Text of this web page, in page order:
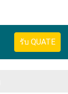
รับ QUATE